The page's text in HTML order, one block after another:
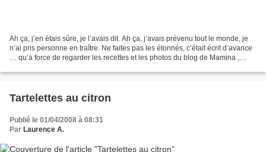
Ah ça, j’en étais sûre, je l’avais dit. Ah ça, j’avais prévenu tout le monde, je
n’ai pris personne en traître. Ne faites pas les étonnés, c’était écrit d’avance
… qu’à force de regarder les recettes et les photos du blog de Mamina ,
Tartelettes au citron
Publié le 01/04/2008 à 08:31
Par Laurence A.